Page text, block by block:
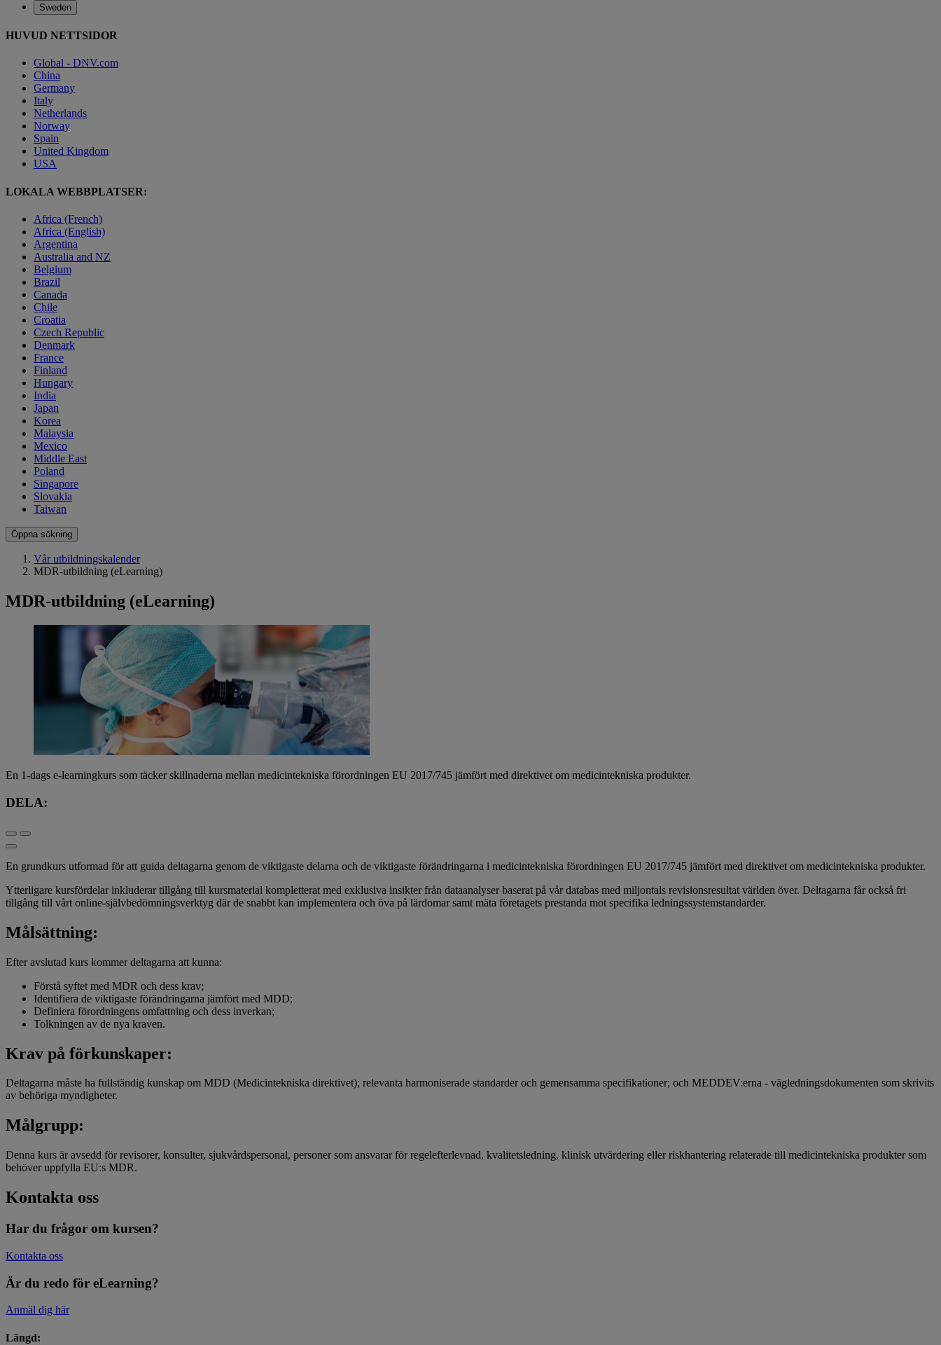
Sweden
HUVUD NETTSIDOR
Global - DNV.com
China
Germany
Italy
Netherlands
Norway
Spain
United Kingdom
USA
LOKALA WEBBPLATSER:
Africa (French)
Africa (English)
Argentina
Australia and NZ
Belgium
Brazil
Canada
Chile
Croatia
Czech Republic
Denmark
France
Finland
Hungary
India
Japan
Korea
Malaysia
Mexico
Middle East
Poland
Singapore
Slovakia
Taiwan
Öppna sökning
Vår utbildningskalender
MDR-utbildning (eLearning)
MDR-utbildning (eLearning)
En 1-dags e-learningkurs som täcker skillnaderna mellan medicintekniska förordningen EU 2017/745 jämfört med direktivet om medicintekniska produkter.
DELA:
En grundkurs utformad för att guida deltagarna genom de viktigaste delarna och de viktigaste förändringarna i medicintekniska förordningen EU 2017/745 jämfört med direktivet om medicintekniska produkter.
Ytterligare kursfördelar inkluderar tillgång till kursmaterial kompletterat med exklusiva insikter från dataanalyser baserat på vår databas med miljontals revisionsresultat världen över. Deltagarna får också fri
tillgång till vårt online-självbedömningsverktyg där de snabbt kan implementera och öva på lärdomar samt mäta företagets prestanda mot specifika ledningssystemstandarder.
Målsättning:
Efter avslutad kurs kommer deltagarna att kunna:
Förstå syftet med MDR och dess krav;
Identifiera de viktigaste förändringarna jämfört med MDD;
Definiera förordningens omfattning och dess inverkan;
Tolkningen av de nya kraven.
Krav på förkunskaper:
Deltagarna måste ha fullständig kunskap om MDD (Medicintekniska direktivet); relevanta harmoniserade standarder och gemensamma specifikationer; och MEDDEV:erna - vägledningsdokumenten som skrivits
av behöriga myndigheter.
Målgrupp:
Denna kurs är avsedd för revisorer, konsulter, sjukvårdspersonal, personer som ansvarar för regelefterlevnad, kvalitetsledning, klinisk utvärdering eller riskhantering relaterade till medicintekniska produkter som
behöver uppfylla EU:s MDR.
Kontakta oss
Har du frågor om kursen?
Kontakta oss
Är du redo för eLearning?
Anmäl dig här
Längd: